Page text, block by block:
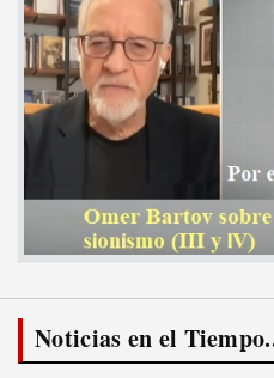
Noticias en el